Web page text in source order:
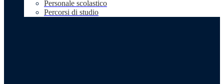
Personale scolastico
Percorsi di studio